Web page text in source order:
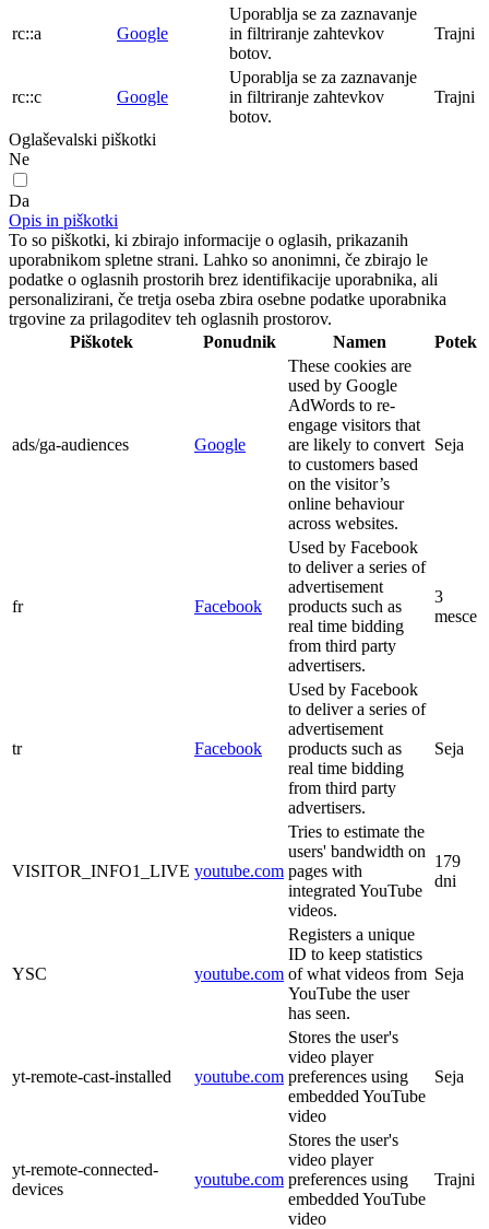
rc::a Google
Uporablja se za zaznavanje
in filtriranje zahtevkov
botov.
Trajni
rc::c Google
Uporablja se za zaznavanje
in filtriranje zahtevkov
botov.
Trajni
Oglaševalski piškotki
Ne
Da
Opis in piškotki
To so piškotki, ki zbirajo informacije o oglasih, prikazanih
uporabnikom spletne strani. Lahko so anonimni, če zbirajo le
podatke o oglasnih prostorih brez identifikacije uporabnika, ali
personalizirani, če tretja oseba zbira osebne podatke uporabnika
trgovine za prilagoditev teh oglasnih prostorov.
Piškotek
Ponudnik Namen Potek
ads/ga-audiences Google
These cookies are
used by Google
AdWords to re-
engage visitors that
are likely to convert
to customers based
on the visitor’s
online behaviour
across websites.
Seja
fr Facebook
Used by Facebook
to deliver a series of
advertisement
products such as
real time bidding
from third party
advertisers.
3
mesce
tr Facebook
Used by Facebook
to deliver a series of
advertisement
products such as
real time bidding
from third party
advertisers.
Seja
VISITOR_INFO1_LIVE youtube.com
Tries to estimate the
users' bandwidth on
pages with
integrated YouTube
videos.
179
dni
YSC youtube.com
Registers a unique
ID to keep statistics
of what videos from
YouTube the user
has seen.
Seja
yt-remote-cast-installed youtube.com
Stores the user's
video player
preferences using
embedded YouTube
video
Seja
yt-remote-connected-
devices
youtube.com
Stores the user's
video player
preferences using
embedded YouTube
video
Trajni